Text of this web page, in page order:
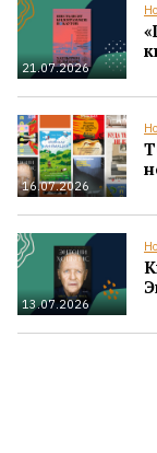
21.07.2026
16.07.2026
13.07.2026